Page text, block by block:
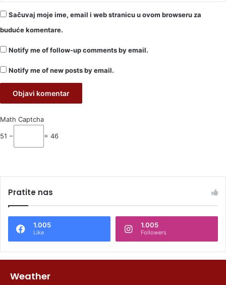
Sačuvaj moje ime, email i web stranicu u ovom browseru za
buduće komentare.
Notify me of follow-up comments by email.
Notify me of new posts by email.
Math Captcha
51 − = 46
Pratite nas
1.005
Like
1.005
Followers
Weather